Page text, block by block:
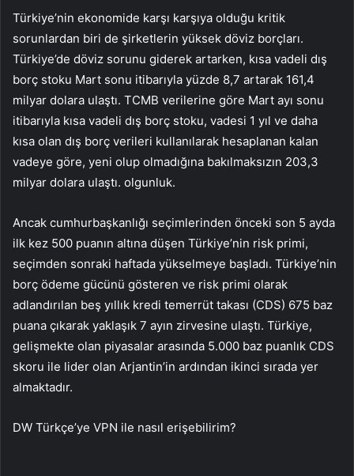
Türkiye’nin ekonomide karşı karşıya olduğu kritik
sorunlardan biri de şirketlerin yüksek döviz borçları.
Türkiye’de döviz sorunu giderek artarken, kısa vadeli dış
borç stoku Mart sonu itibarıyla yüzde 8,7 artarak 161,4
milyar dolara ulaştı. TCMB verilerine göre Mart ayı sonu
itibarıyla kısa vadeli dış borç stoku, vadesi 1 yıl ve daha
kısa olan dış borç verileri kullanılarak hesaplanan kalan
vadeye göre, yeni olup olmadığına bakılmaksızın 203,3
milyar dolara ulaştı. olgunluk.
Ancak cumhurbaşkanlığı seçimlerinden önceki son 5 ayda
ilk kez 500 puanın altına düşen Türkiye’nin risk primi,
seçimden sonraki haftada yükselmeye başladı. Türkiye’nin
borç ödeme gücünü gösteren ve risk primi olarak
adlandırılan beş yıllık kredi temerrüt takası (CDS) 675 baz
puana çıkarak yaklaşık 7 ayın zirvesine ulaştı. Türkiye,
gelişmekte olan piyasalar arasında 5.000 baz puanlık CDS
skoru ile lider olan Arjantin’in ardından ikinci sırada yer
almaktadır.
DW Türkçe’ye VPN ile nasıl erişebilirim?